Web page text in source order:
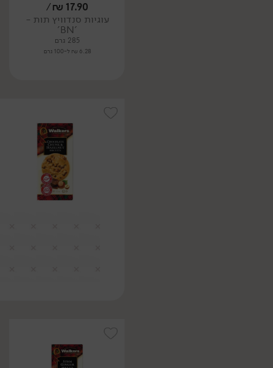
17.90
₪
/
עוגיות סנדוויץ תות -
'BN'
285 גרם
6.28 ₪ ל-100 גרם